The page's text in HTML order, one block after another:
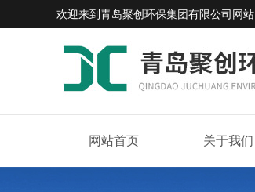
欢迎来到青岛聚创环保集团有限公司网站
网站首页 关于我们